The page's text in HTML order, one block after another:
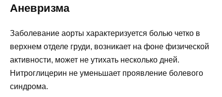
Аневризма
Заболевание аорты характеризуется болью четко в
верхнем отделе груди, возникает на фоне физической
активности, может не утихать несколько дней.
Нитроглицерин не уменьшает проявление болевого
синдрома.